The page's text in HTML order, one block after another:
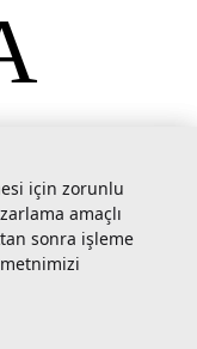
hakları saklıdır.